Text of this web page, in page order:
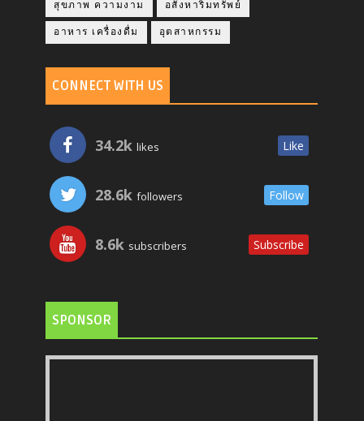
สุขภาพ ความงาม อสังหาริมทรัพย์
อาหาร เครื่องดื่ม อุตสาหกรรม
CONNECT WITH US
34.2k likes Like
28.6k followers Follow
8.6k subscribers Subscribe
SPONSOR